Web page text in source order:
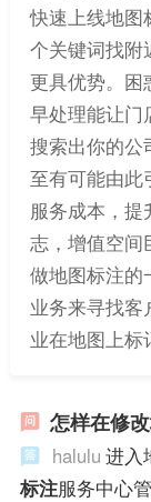
快速上线地图
个关键词找附
更具优势。困
早处理能让门
搜索出你的公
至有可能由此
服务成本，
志，增值空间
做地图标注的
业务来寻找客
业在地图上标
怎样在修
halulu 进入
标注服务中心